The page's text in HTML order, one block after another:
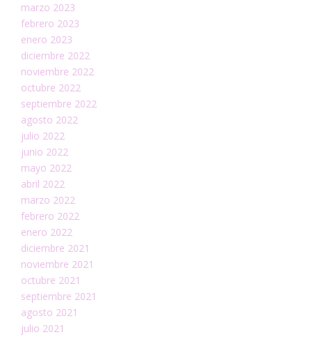
marzo 2023
febrero 2023
enero 2023
diciembre 2022
noviembre 2022
octubre 2022
septiembre 2022
agosto 2022
julio 2022
junio 2022
mayo 2022
abril 2022
marzo 2022
febrero 2022
enero 2022
diciembre 2021
noviembre 2021
octubre 2021
septiembre 2021
agosto 2021
julio 2021